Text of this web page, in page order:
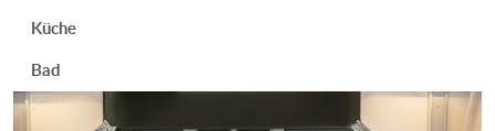
Küche
Bad